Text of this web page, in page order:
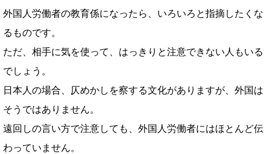
外国人労働者の教育係になったら、いろいろと指摘したくな
るものです。
ただ、相手に気を使って、はっきりと注意できない人もいる
でしょう。
日本人の場合、仄めかしを察する文化がありますが、外国は
そうではありません。
遠回しの言い方で注意しても、外国人労働者にはほとんど伝
わっていません。